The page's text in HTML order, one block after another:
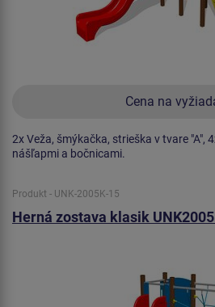
Cena na
2x Veža, šmýkačka, strieška v tvare "A",
nášľapmi a bočnicami.
Produkt - UNK-2005K-15
Herná zostava klasik